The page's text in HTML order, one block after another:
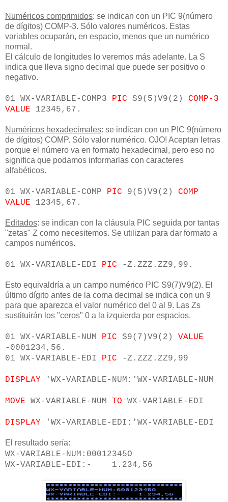
Numéricos comprimidos: se indican con un PIC 9(número
de dígitos) COMP-3. Sólo valores numéricos. Estas
variables ocuparán, en espacio, menos que un numérico
normal.
El cálculo de longitudes lo veremos más adelante. La S
indica que lleva signo decimal que puede ser positivo o
negativo.
01 WX-VARIABLE-COMP3 PIC S9(5)V9(2) COMP-3
VALUE 12345,67.
Numéricos hexadecimales: se indican con un PIC 9(número
de dígitos) COMP. Sólo valor numérico. OJO! Aceptan letras
porque el número va en formato hexadecimal, pero eso no
significa que podamos informarlas con caracteres
alfabéticos.
01 WX-VARIABLE-COMP PIC 9(5)V9(2) COMP
VALUE 12345,67.
Editados: se indican con la cláusula PIC seguida por tantas
"zetas" Z como necesitemos. Se utilizan para dar formato a
campos numéricos.
01 WX-VARIABLE-EDI PIC -Z.ZZZ.ZZ9,99.
Esto equivaldría a un campo numérico PIC S9(7)V9(2). El
último dígito antes de la coma decimal se indica con un 9
para que aparezca el valor numérico del 0 al 9. Las Zs
sustituirán los "ceros" 0 a la izquierda por espacios.
01 WX-VARIABLE-NUM PIC S9(7)V9(2) VALUE
-0001234,56.
01 WX-VARIABLE-EDI PIC -Z.ZZZ.ZZ9,99
DISPLAY 'WX-VARIABLE-NUM:'WX-VARIABLE-NUM
MOVE WX-VARIABLE-NUM TO WX-VARIABLE-EDI
DISPLAY 'WX-VARIABLE-EDI:'WX-VARIABLE-EDI
El resultado sería:
WX-VARIABLE-NUM:00012345O
WX-VARIABLE-EDI:- 1.234,56